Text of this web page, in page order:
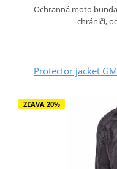
Ochranná moto
chrániči,
Protector jacket
ZĽAVA 20%